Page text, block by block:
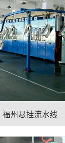
福州悬挂流水线